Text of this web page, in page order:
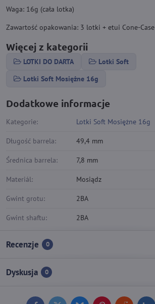
Waga: 16g (cała lotka)
Zawartość opakowania: 3 lotki + etui Cone-Case
Więcej z kategorii
LOTKI DO DARTA
Lotki Soft
Lotki Soft Mosiężne 16g
Dodatkowe informacje
Kategorie: Lotki Soft Mosiężne 16g
Długość barrela: 49,4 mm
Średnica barrela: 7,8 mm
Materiál: Mosiądz
Gwint grotu: 2BA
Gwint shaftu: 2BA
Recenzje 0
Dyskusja 0